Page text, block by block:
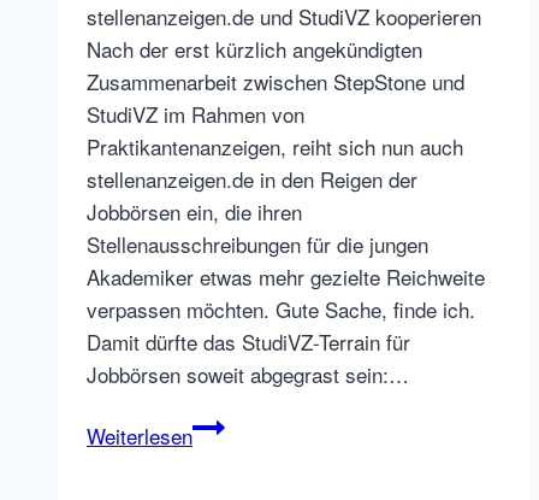
stellenanzeigen.de und StudiVZ kooperieren
Nach der erst kürzlich angekündigten
Zusammenarbeit zwischen StepStone und
StudiVZ im Rahmen von
Praktikantenanzeigen, reiht sich nun auch
stellenanzeigen.de in den Reigen der
Jobbörsen ein, die ihren
Stellenausschreibungen für die jungen
Akademiker etwas mehr gezielte Reichweite
verpassen möchten. Gute Sache, finde ich.
Damit dürfte das StudiVZ-Terrain für
Jobbörsen soweit abgegrast sein:…
WeiterlesenStudiVZ